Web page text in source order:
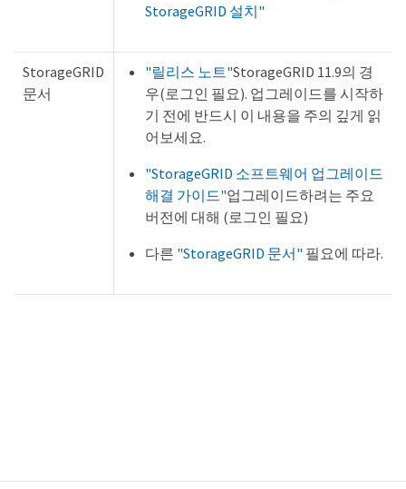
StorageGRID 설치"
StorageGRID
문서
"릴리스 노트"StorageGRID 11.9의 경
우(로그인 필요). 업그레이드를 시작하
기 전에 반드시 이 내용을 주의 깊게 읽
어보세요.
"StorageGRID 소프트웨어 업그레이드
해결 가이드"업그레이드하려는 주요
버전에 대해 (로그인 필요)
다른 "StorageGRID 문서" 필요에 따라.